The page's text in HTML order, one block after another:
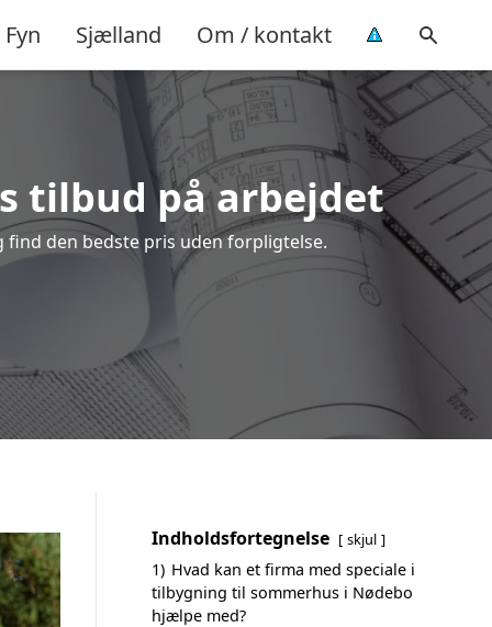
Fyn Sjælland Om / kontakt
tilbud på arbejdet
den bedste pris uden forpligtelse.
Indholdsfortegnelse skjul
1) Hvad kan et firma med speciale i
tilbygning til sommerhus i Nødebo
hjælpe med?